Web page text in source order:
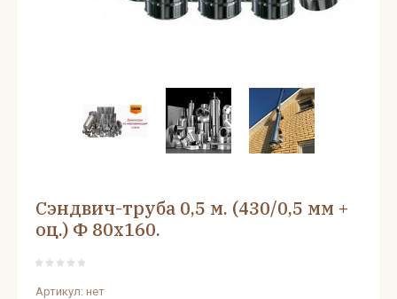
Сэндвич-труба 0,5 м. (430/0,5 мм +
оц.) Ф 80х160.
Артикул: нет